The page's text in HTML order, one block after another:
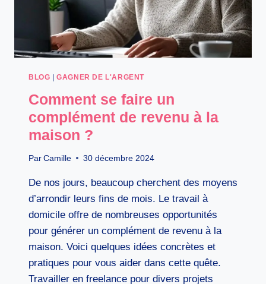
BLOG |GAGNER DE L'ARGENT
Comment se faire un
complément de revenu à la
maison ?
Par Camille 30 décembre 2024
De nos jours, beaucoup cherchent des moyens
d’arrondir leurs fins de mois. Le travail à
domicile offre de nombreuses opportunités
pour générer un complément de revenu à la
maison. Voici quelques idées concrètes et
pratiques pour vous aider dans cette quête.
Travailler en freelance pour divers projets